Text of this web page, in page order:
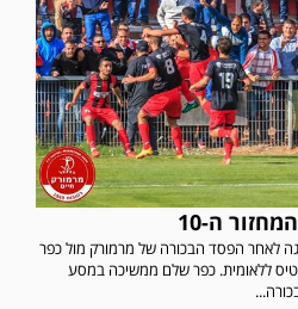
ה-10
לאחר הפסד הבכורה של מרמורק מול כפר
ללאומית. כפר שלם ממשיכה במסע